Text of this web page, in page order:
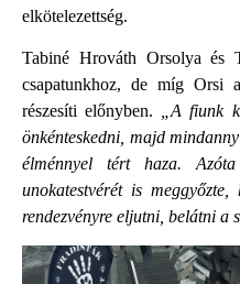
elkötelezettség.
Tabiné Hrováth Orsolya és
csapatunkhoz, de míg Orsi
részesíti előnyben.
„A fiunk
önkénteskedni, majd
élménnyel tért haza.
unokatestvérét is
rendezvényre eljutni, belátni a